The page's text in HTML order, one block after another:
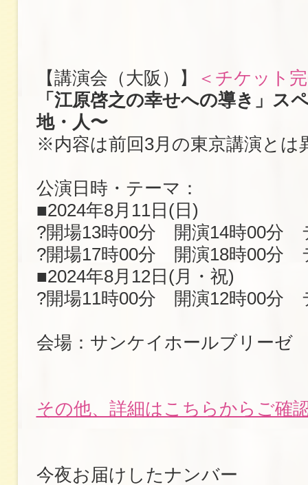
【講演会（大阪）】
＜チケット
「江原啓之の幸せへの導き」ス
地・人〜
※内容は前回3月の東京講演とは
公演日時・テーマ：
■2024年8月11日(日)
?開場13時00分 開演14時00分
?開場17時00分 開演18時00分
■2024年8月12日(月・祝)
?開場11時00分 開演12時00分
会場：サンケイホールブリーゼ
その他、詳細はこちらからご確
今夜お届けしたナンバー